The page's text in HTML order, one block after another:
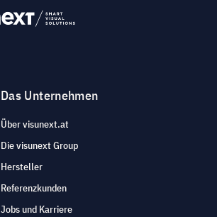
Das Unternehmen
Über visunext.at
Die visunext Group
Hersteller
Referenzkunden
Jobs und Karriere